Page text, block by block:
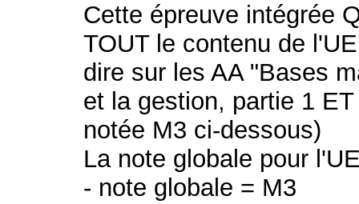
Cette épreuve intégrée
TOUT le contenu de
dire sur les AA "Bases
et la gestion, partie 1
notée M3 ci-dessous)
La note globale pour
- note globale = M3